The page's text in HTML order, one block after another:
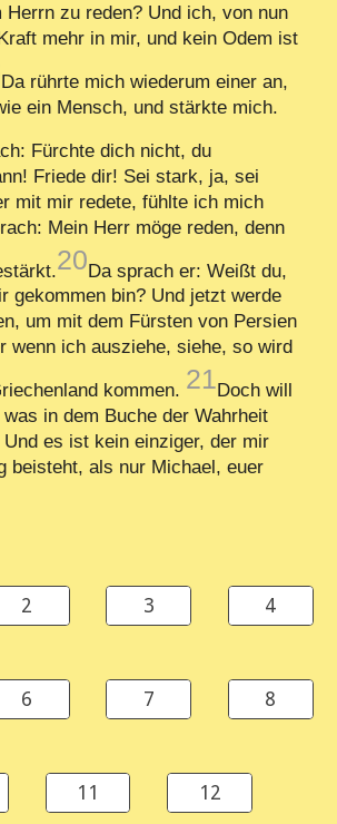
Herrn zu reden? Und ich, von nun
mehr in mir, und kein Odem ist
Da rührte mich wiederum einer an,
ein Mensch, und stärkte mich.
Fürchte dich nicht, du
Friede dir! Sei stark, ja, sei
mit mir redete, fühlte ich mich
Mein Herr möge reden, denn
20Da sprach er: Weißt du,
gekommen bin? Und jetzt werde
um mit dem Fürsten von Persien
wenn ich ausziehe, siehe, so wird
kommen. 21Doch will
in dem Buche der Wahrheit
es ist kein einziger, der mir
beisteht, als nur Michael, euer
2 3 4
6 7 8
11 12